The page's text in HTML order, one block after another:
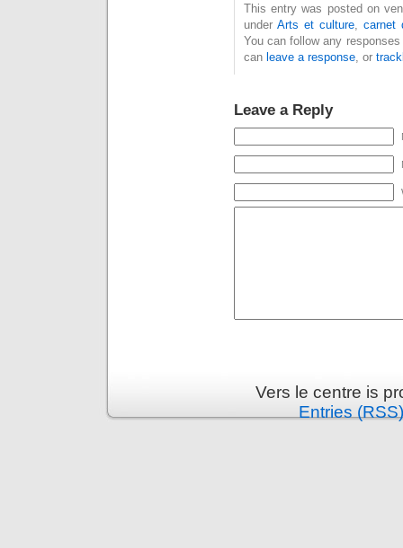
This entry was posted on
under Arts et culture
carnet
You can follow any
can leave a response , or
Leave a Reply
Vers le centre is
Entries (RSS)